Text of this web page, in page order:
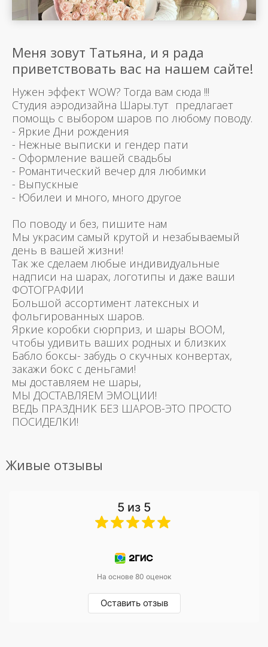
Меня зовут Татьяна, и я рада
приветствовать вас на нашем сайте!
Нужен эффект WOW? Тогда вам сюда !!!
Студия аэродизайна Шары.тут предлагает
помощь с выбором шаров по любому поводу.
- Яркие Дни рождения
- Нежные выписки и гендер пати
- Оформление вашей свадьбы
- Романтический вечер для любимки
- Выпускные
- Юбилеи и много, много другое
По поводу и без, пишите нам
Мы украсим самый крутой и незабываемый
день в вашей жизни!
Так же сделаем любые индивидуальные
надписи на шарах, логотипы и даже ваши
ФОТОГРАФИИ
Большой ассортимент латексных и
фольгированных шаров.
Яркие коробки сюрприз, и шары BOOM,
чтобы удивить ваших родных и близких
Бабло боксы- забудь о скучных конвертах,
закажи бокс с деньгами!
мы доставляем не шары,
МЫ ДОСТАВЛЯЕМ ЭМОЦИИ!
ВЕДЬ ПРАЗДНИК БЕЗ ШАРОВ-ЭТО ПРОСТО
ПОСИДЕЛКИ!
Живые отзывы
5 из 5
На основе 80 оценок
Оставить отзыв